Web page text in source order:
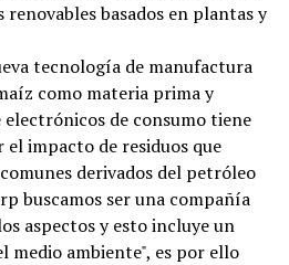
basados en plantas y
tecnología de manufactura
como materia prima y
electrónicos de consumo tiene
impacto de residuos que
derivados del petróleo
buscamos ser una compañía
aspectos y esto incluye un
ambiente", es por ello